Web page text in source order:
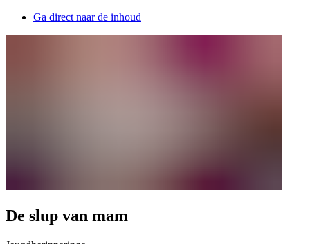
Ga direct naar de inhoud
De slup van mam